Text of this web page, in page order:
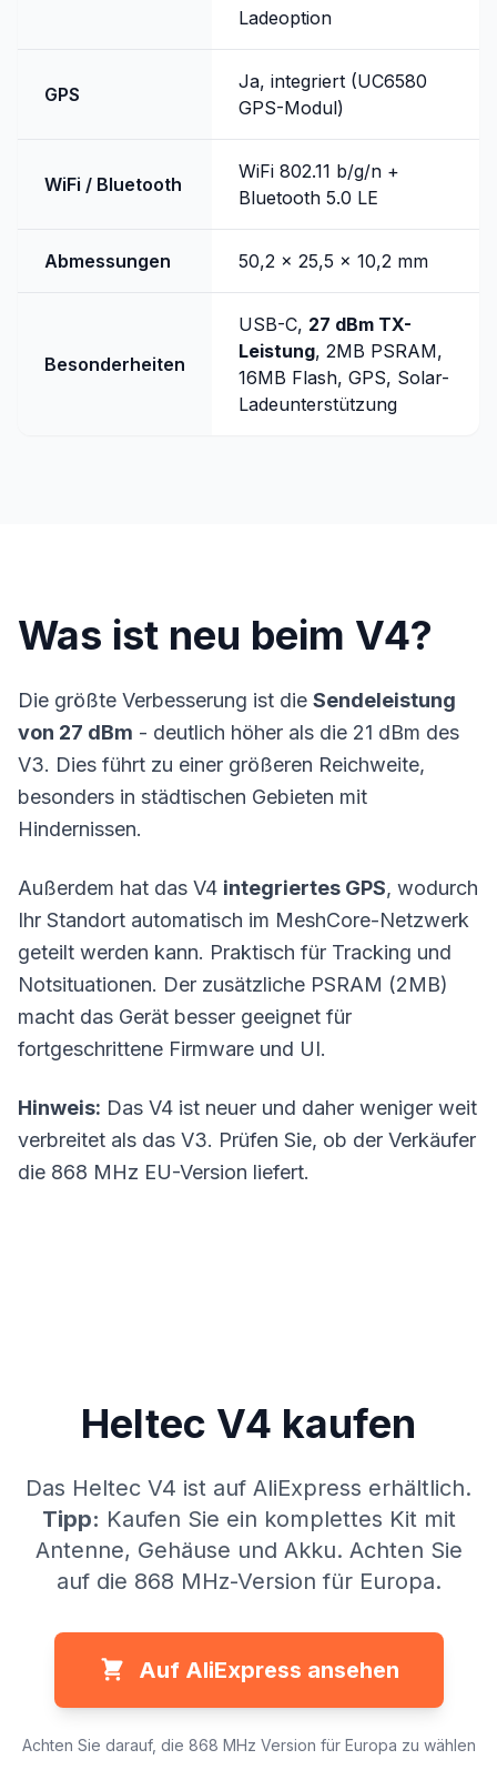
Ladeoption
GPS
Ja, integriert (UC6580
GPS-Modul)
WiFi / Bluetooth
WiFi 802.11 b/g/n +
Bluetooth 5.0 LE
Abmessungen 50,2 x 25,5 x 10,2 mm
Besonderheiten
USB-C, 27 dBm TX-
Leistung, 2MB PSRAM,
16MB Flash, GPS, Solar-
Ladeunterstützung
Was ist neu beim V4?
Die größte Verbesserung ist die Sendeleistung
von 27 dBm - deutlich höher als die 21 dBm des
V3. Dies führt zu einer größeren Reichweite,
besonders in städtischen Gebieten mit
Hindernissen.
Außerdem hat das V4 integriertes GPS, wodurch
Ihr Standort automatisch im MeshCore-Netzwerk
geteilt werden kann. Praktisch für Tracking und
Notsituationen. Der zusätzliche PSRAM (2MB)
macht das Gerät besser geeignet für
fortgeschrittene Firmware und UI.
Hinweis: Das V4 ist neuer und daher weniger weit
verbreitet als das V3. Prüfen Sie, ob der Verkäufer
die 868 MHz EU-Version liefert.
Heltec V4 kaufen
Das Heltec V4 ist auf AliExpress erhältlich.
Tipp: Kaufen Sie ein komplettes Kit mit
Antenne, Gehäuse und Akku. Achten Sie
auf die 868 MHz-Version für Europa.
Auf AliExpress ansehen
Achten Sie darauf, die 868 MHz Version für Europa zu wählen